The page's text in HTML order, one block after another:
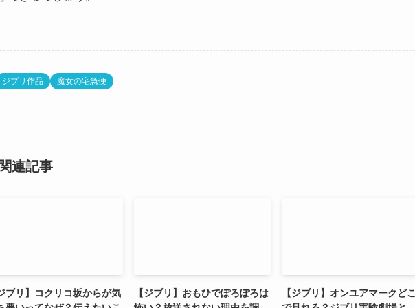
ジブリ作品 魔女の宅急便
連記事
ブリ】コクリコ坂からが気
【ジブリ】おもひでぽろぽろは
【ジブリ】オンユアマークどこ